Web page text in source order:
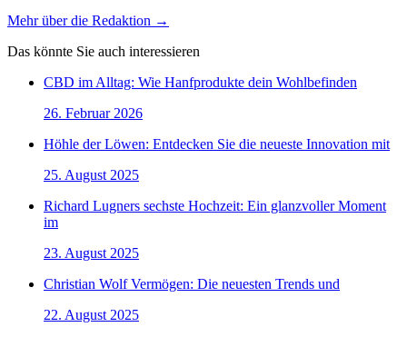
Mehr über die Redaktion →
Das könnte Sie auch interessieren
CBD im Alltag: Wie Hanfprodukte dein Wohlbefinden
26. Februar 2026
Höhle der Löwen: Entdecken Sie die neueste Innovation mit
25. August 2025
Richard Lugners sechste Hochzeit: Ein glanzvoller Moment
im
23. August 2025
Christian Wolf Vermögen: Die neuesten Trends und
22. August 2025